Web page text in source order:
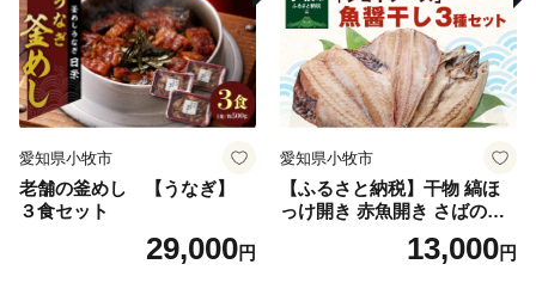
愛知県小牧市
老舗の釜めし 【うなぎ】
３食セット
29,000円
愛知県小牧市
【ふるさと納税】干物 縞ほ
っけ開き 赤魚開き さばの開
き 魚醤干し 3種 セット 詰め
合わせ 魚 おかず 肉厚 おいし
13,000円